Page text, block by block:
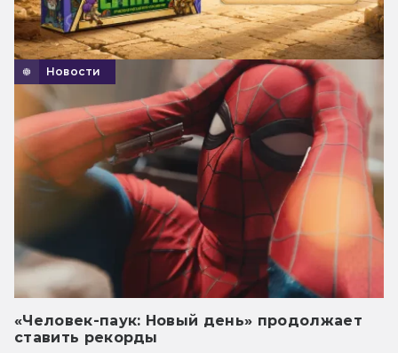
Новости
«Человек-паук: Новый день» продолжает
ставить рекорды